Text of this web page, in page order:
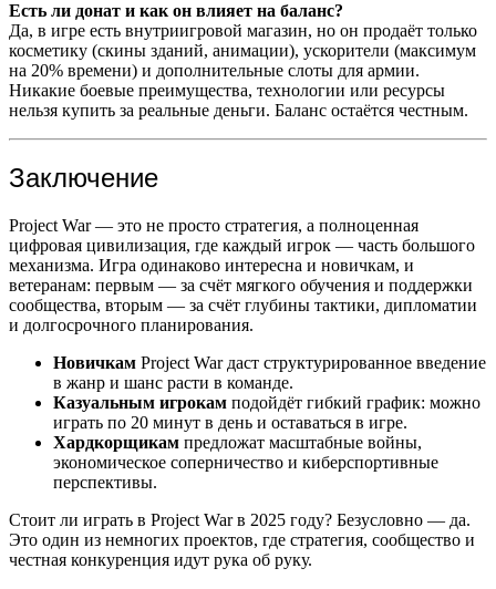
Есть ли донат и как он влияет на баланс?
Да, в игре есть внутриигровой магазин, но он продаёт только
косметику (скины зданий, анимации), ускорители (максимум
на 20% времени) и дополнительные слоты для армии.
Никакие боевые преимущества, технологии или ресурсы
нельзя купить за реальные деньги. Баланс остаётся честным.
Заключение
Project War — это не просто стратегия, а полноценная
цифровая цивилизация, где каждый игрок — часть большого
механизма. Игра одинаково интересна и новичкам, и
ветеранам: первым — за счёт мягкого обучения и поддержки
сообщества, вторым — за счёт глубины тактики, дипломатии
и долгосрочного планирования.
Новичкам Project War даст структурированное введение
в жанр и шанс расти в команде.
Казуальным игрокам подойдёт гибкий график: можно
играть по 20 минут в день и оставаться в игре.
Хардкорщикам предложат масштабные войны,
экономическое соперничество и киберспортивные
перспективы.
Стоит ли играть в Project War в 2025 году? Безусловно — да.
Это один из немногих проектов, где стратегия, сообщество и
честная конкуренция идут рука об руку.